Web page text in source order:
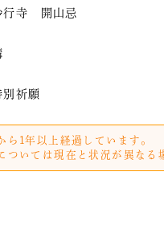
行寺 開山忌
祈願
ら1年以上経過しています。
ついては現在と状況が異なる